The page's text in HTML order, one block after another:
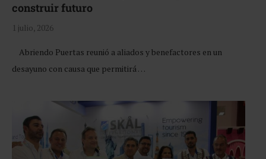
construir futuro
1 julio, 2026
Abriendo Puertas reunió a aliados y benefactores en un
desayuno con causa que permitirá …